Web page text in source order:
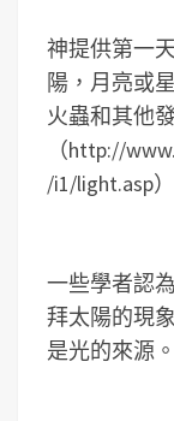
神提供第一
陽，月亮或
火蟲和其他
（http://
/i1/light.asp）
一些學者認
拜太陽的現
是光的來源。